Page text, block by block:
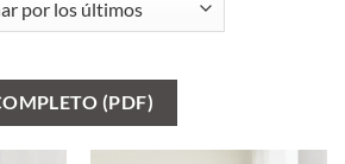
(PDF)